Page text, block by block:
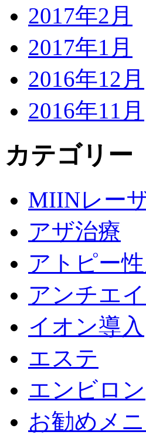
2017年2月
2017年1月
2016年12月
2016年11月
カテゴリー
MIINレー
アザ治療
アトピー
アンチエ
イオン導入
エステ
エンビロン
お勧めメ